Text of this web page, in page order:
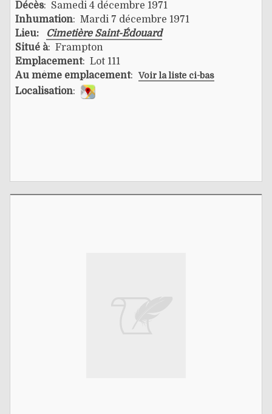
Décès: Samedi 4 décembre 1971
Inhumation: Mardi 7 décembre 1971
Lieu:
Cimetière Saint-Édouard
Situé à: Frampton
Emplacement: Lot 111
Au même emplacement: Voir la liste ci-bas
Localisation: